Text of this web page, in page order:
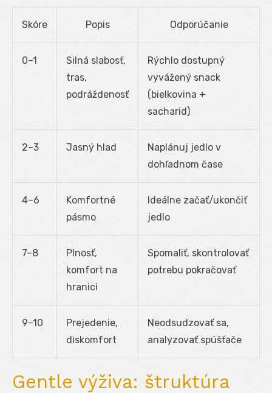
Skóre Popis Odporúčanie
0–1
Silná slabosť,
tras,
podráždenosť
Rýchlo dostupný
vyvážený snack
(bielkovina +
sacharid)
2–3 Jasný hlad
Naplánuj jedlo v
dohľadnom čase
4–6
Komfortné
pásmo
Ideálne začať/ukončiť
jedlo
7–8
Plnosť,
komfort na
hranici
Spomaliť, skontrolovať
potrebu pokračovať
9–10
Prejedenie,
diskomfort
Neodsudzovať sa,
analyzovať spúšťače
Gentle výživa: štruktúra